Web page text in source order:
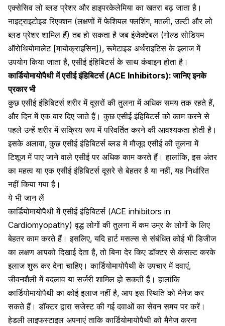
एक्सेसिव लो ब्लड प्रेशर और हाइपरकेलेमिया का खतरा बढ़ जाता है।
नाइट्राइटोइड रिएक्शन (लक्षणों में फेशियल फ्लशिंग, मतली, उल्टी और लो
ब्लड प्रेशर शामिल हैं) तब हो सकता है जब इंजेक्टेबल (गोल्ड सोडियम
ऑरोथियोमालेट [मायोक्राइसिन]),रूमेटाइड अर्थराइटिस के इलाजमें
उपयोग किया जाता है, एसीई इंहिबिटर्स के साथ कंबाइन होता है।
कार्डियोमायोपैथी में एसीई इंहिबिटर्स (ACE Inhibitors): जानिए इनके
प्रकार भी
कुछ एसीई इंहिबिटर्स शरीर में दूसरों की तुलना में अधिक समय तक रहते हैं,
और दिन में एक बार दिए जाते हैं। कुछ एसीई इंहिबिटर्स को काम करने से
पहले उन्हें शरीर में सक्रिय रूप में परिवर्तित करने की आवश्यकता होती है।
इसके अलावा, कुछ एसीई इंहिबिटर्स ब्लड में मौजूद एसीई की तुलना में
टिशूज में पाए जाने वाले एसीई पर अधिक काम करते हैं। हालांकि, इस अंतर
का महत्व या एक एसीई इंहिबिटर्स दूसरे से बेहतर है या नहीं, यह निर्धारित
नहीं किया गया है।
ये भी जान लें
कार्डियोमायोपैथी में एसीई इंहिबिटर्स (ACE inhibitors in
Cardiomyopathy) वृद्ध लोगों की तुलना में कम उम्र के लोगों के लिए
बेहतर काम करते हैं। इसलिए, यदि हार्ट मसल्स से संबंधित कोई भी डिजीज
का लक्षण आपको दिखाई देता है, तो बिना देर किए डॉक्टर से कंसल्ट करके
इलाज शुरू कर देना चाहिए। कार्डियोमायोपैथी के उपचार में दवाएं,
जीवनशैली में बदलाव या सर्जरी शामिल हो सकती हैं। हालांकि
कार्डियोमायोपैथी का कोई इलाज नहीं है, आप इस स्थिति को मैनेज कर
सकते हैं। डॉक्टर द्वारा सजेस्ट की गई दवाओं का सेवन समय पर करें।
हेडली लाइफस्टाइल अपनाएं ताकि कार्डियोमायोपैथी को मैनेज करना